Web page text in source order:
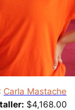
Carla Mastache
$4,168.00